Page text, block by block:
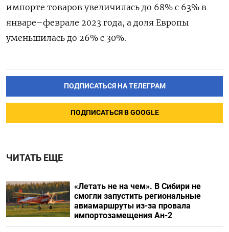
импорте товаров увеличилась до 68% с 63% в
январе–феврале 2023 года, а доля Европы
уменьшилась до 26% с 30%.
ПОДПИСАТЬСЯ НА ТЕЛЕГРАМ
ПОДПИСАТЬСЯ В GOOGLE
ЧИТАТЬ ЕЩЕ
«Летать не на чем». В Сибири не
смогли запустить региональные
авиамаршруты из-за провала
импортозамещения Ан-2